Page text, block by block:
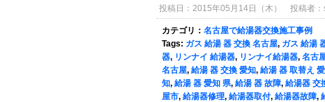
投稿日：2015年05月14日（木） 投稿者
カテゴリ： 名古屋で給湯器交換施工事例
Tags: ガス 給湯 器 交換 名古屋, ガス 給湯
器, リンナイ 給湯器, リンナイ給湯器, 名古
名古屋, 給湯 器 交換 愛知, 給湯 器 取替え
知, 給湯 器 愛知 県, 給湯 器 故障, 給湯器 交
屋市, 給湯器修理, 給湯器取付, 給湯器故障,